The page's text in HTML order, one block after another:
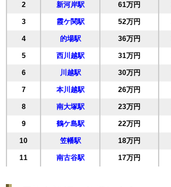
20 旭町 79万円
21 新宿町 78万円
22 熊野町 77万円
23 小仙波町 76万円
24 清水町 75万円
25 三光町 73万円
26 稲荷町 71万円
27 野田町 69万円
28 大手町 69万円
29 砂新田 67万円
2 新河岸駅 61万円
3 霞ケ関駅 52万円
4 的場駅 36万円
5 西川越駅 31万円
6 川越駅 30万円
7 本川越駅 26万円
8 南大塚駅 23万円
9 鶴ケ島駅 22万円
10 笠幡駅 18万円
11 南古谷駅 17万円